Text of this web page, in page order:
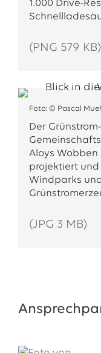
1.000 Drive-
(PNG 579 KB)
Foto: © Pascal
Der
Aloys
projektiert
Windparks
(JPG 3 MB)